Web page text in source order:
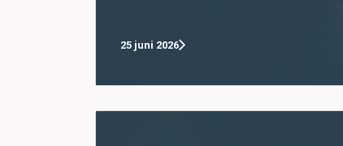
25 juni 2026